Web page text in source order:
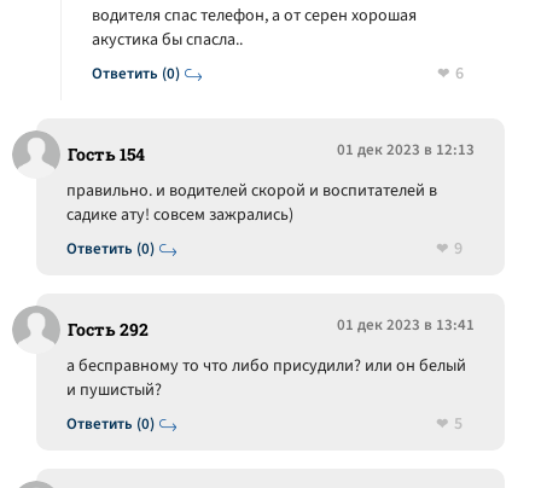
Ответить (0)
водителя спас телефон, а от серен хорошая
акустика бы спасла..
6
Гость 154 01 дек 2023 в 12:13
Ответить (0)
правильно. и водителей скорой и воспитателей в
садике ату! совсем зажрались)
9
Гость 292 01 дек 2023 в 13:41
Ответить (0)
а бесправному то что либо присудили? или он белый
и пушистый?
5